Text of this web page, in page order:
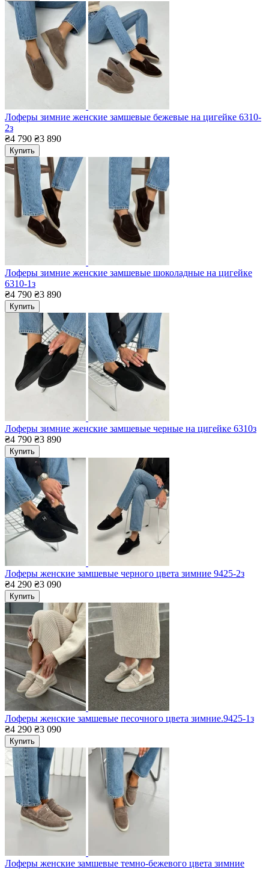
Лоферы зимние женские замшевые бежевые на цигейке 6310-
2з
₴4 790 ₴3 890
Купить
Лоферы зимние женские замшевые шоколадные на цигейке
6310-1з
₴4 790 ₴3 890
Купить
Лоферы зимние женские замшевые черные на цигейке 6310з
₴4 790 ₴3 890
Купить
Лоферы женские замшевые черного цвета зимние 9425-2з
₴4 290 ₴3 090
Купить
Лоферы женские замшевые песочного цвета зимние.9425-1з
₴4 290 ₴3 090
Купить
Лоферы женские замшевые темно-бежевого цвета зимние